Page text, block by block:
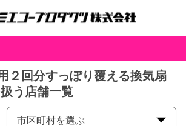
２回分すっぽり覆える換気扇
う店舗一覧
市区町村を選ぶ